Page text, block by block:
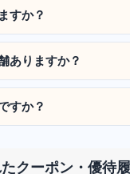
すか？
ありますか？
すか？
クーポン・優待